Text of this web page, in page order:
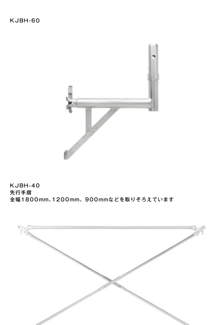
KJBH-60
KJBH-40
先行手摺
全幅1800mm､1200mm、900mmなどを取りそろえています